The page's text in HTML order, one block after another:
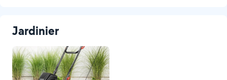
Jardinier